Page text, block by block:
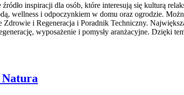
inspiracji dla osób, które interesują się kulturą
wellness i odpoczynkiem w domu oraz ogrodzie.
Zdrowie i Regeneracja i Poradnik Techniczny.
wyposażenie i pomysły aranżacyjne. Dzięki